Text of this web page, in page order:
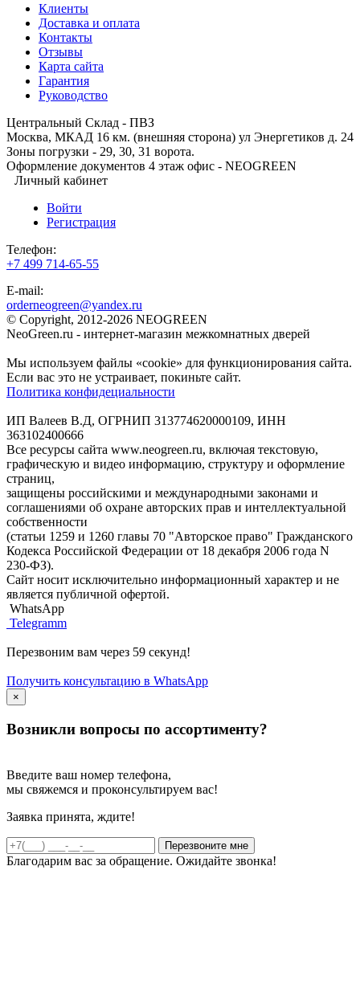
Клиенты
Доставка и оплата
Контакты
Отзывы
Карта сайта
Гарантия
Руководство
Центральный Склад - ПВЗ
Москва, МКАД 16 км. (внешняя сторона) ул Энергетиков д. 24
Зоны погрузки - 29, 30, 31 ворота.
Оформление документов 4 этаж офис - NEOGREEN
Личный кабинет
Войти
Регистрация
Телефон:
+7 499 714-65-55
E-mail:
orderneogreen@yandex.ru
© Copyright, 2012-2026 NEOGREEN
NeoGreen.ru - интернет-магазин межкомнатных дверей
Мы используем файлы «cookie» для функционирования сайта.
Если вас это не устраивает, покиньте сайт.
Политика конфидециальности
ИП Валеев В.Д, ОГРНИП 313774620000109, ИНН
363102400666
Все ресурсы сайта www.neogreen.ru, включая текстовую,
графическую и видео информацию, структуру и оформление
страниц,
защищены российскими и международными законами и
соглашениями об охране авторских прав и интеллектуальной
собственности
(статьи 1259 и 1260 главы 70 "Авторское право" Гражданского
Кодекса Российской Федерации от 18 декабря 2006 года N
230-ФЗ).
Сайт носит исключительно информационный характер и не
является публичной офертой.
WhatsApp
Telegramm
Перезвоним вам через 59 секунд!
Получить консультацию в WhatsApp
×
Возникли вопросы по ассортименту?
Введите ваш номер телефона,
мы свяжемся и проконсультируем вас!
Заявка принята, ждите!
Благодарим вас за обращение. Ожидайте звонка!